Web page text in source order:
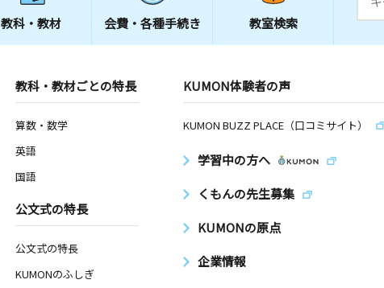
教科・教材 会費・ 各種手続き 教室検索
教科・教材ごとの特長
算数・数学
英語
国語
公文式の特長
公文式の特長
KUMONのふしぎ
KUMON体験者の声
KUMON BUZZ PLACE（口コミサイト）
学習中の方へ
くもんの先生募集
KUMONの原点
企業情報